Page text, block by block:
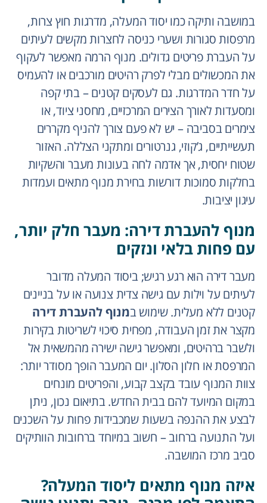
במושבה ותיקה כמו יסוד המעלה, מדרגות חוץ צרות,
מרפסות סגורות ושערי כניסה לחצרות מקשים לעיתים
על העברת פריטים גדולים. מנוף הרמה מאפשר לעקוף
את המכשולים מבלי לפרק רהיטים מורכבים או להעמיס
על חדר המדרגות. גם לעסקים קטנים – בתי קפה
ומסעדות לאורך הצירים המרכזיים, מחסני ציוד, או
צימרים בסביבה – יש לא פעם צורך להניף מקררים
תעשייתיים, ג’קוזי, גנרטורים ומתקני הצללה. האזור
שטוח יחסית, אך אדמה לחה בעונות מעבר והשקיות
בחלקות סמוכות דורשות בחירת מנוף מתאים ועמדות
עיגון יציבות.
מנוף להעברת דירה: מעבר חלק יותר,
עם פחות בלאי ונזקים
מעבר דירה הוא רגע רגיש; ביסוד המעלה מדובר
לעיתים על וילות עם גישה צדית צנועה או על בניינים
קטנים ללא מעלית. שימוש במנוף להעברת דירה
מקצר את זמן העבודה, מפחית סיכוי לשריטות בקירות
ולשבר ברהיטים, ומאפשר גישה ישירה מהמשאית אל
המרפסת או חלון הסלון. יום המעבר הופך מסודר יותר:
צוות המנוף עובד בקצב קבוע, והפריטים מונחים
במקום המיועד להם בבית החדש. בתיאום נכון, ניתן
לבצע את ההנפה בשעות שמכבידות פחות על השכנים
ועל התנועה ברחוב – חשוב במיוחד ברחובות הוותיקים
סביב מרכז המושבה.
איזה מנוף מתאים ליסוד המעלה?